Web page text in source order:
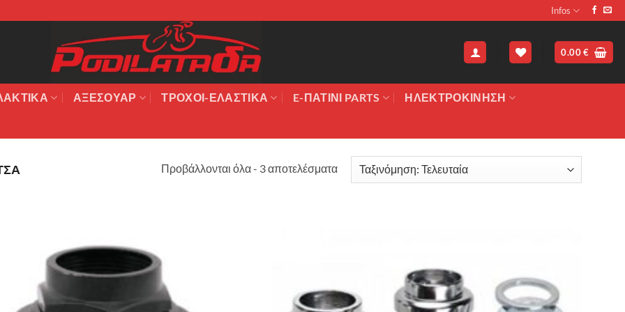
Infos
0.00€
ΑΞΕΣΟΥΆΡ ΤΡΟΧΟΙ-ΕΛΑΣΤΙΚΑ E-ΠΑΤΙΝΙ PARTS ΗΛΕΚΤΡΟΚΙΝΗΣΗ
Προβάλλονται όλα - 3 αποτελέσματαSorted